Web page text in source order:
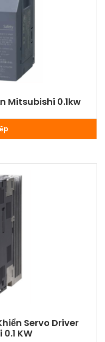
Mitsubishi 0.1kw
Servo Driver
KW